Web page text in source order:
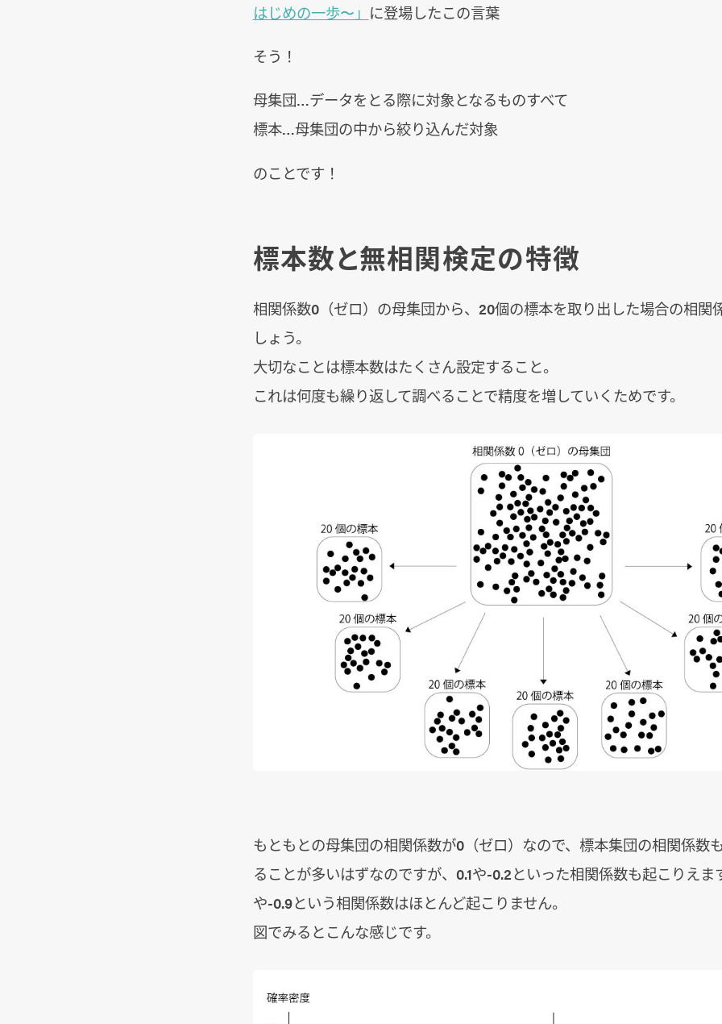
はじめの一歩〜」 に登場したこの言葉
そう！
母集団…データをとる際に対象となるものすべて
標本…母集団の中から絞り込んだ対象
のことです！
標本数と無相関検定の特徴
相関係数0（ゼロ）の母集団から、20個の標本を取り出した場合の相関
しょう。
大切なことは標本数はたくさん設定すること。
これは何度も繰り返して調べることで精度を増していくためです。
もともとの母集団の相関係数が0（ゼロ）なので、標本集団の相関係数
ることが多いはずなのですが、0.1や-0.2といった相関係数も起こりえま
や-0.9という相関係数はほとんど起こりません。
図でみるとこんな感じです。